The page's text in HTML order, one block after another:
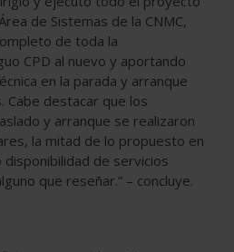
de Sistemas de la CNMC,
de toda la
CPD al nuevo y aportando
en la parada y arranque
Cabe destacar que los
y arranque se realizaron
la mitad de lo propuesto en
de servicios
que reseñar.” – concluye.